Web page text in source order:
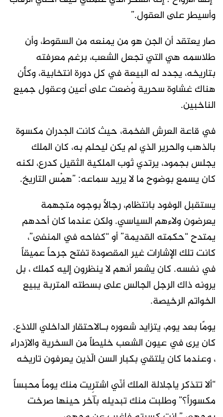
وأسيطر على العقول.”
صار يعتقد أن الجن هو من يمنعه من السقوط، وأن
طلاسمه هي التي تجعل الشعب، برغم معرفته
بتاريخه، يجدد له البيعة في كل دورة انتخابية، وكأن
هناك غشاوة سحرية وُضعت على أعين وعقول جميع
الناخبين.
في قاعة العرش الفخمة، حيث كانت الجدران مكسوة
بالذهب والحرير الذي لم يكن ليحلم به، كان الملك
يجلس بجمود، يرتدي ثوب الملكية الثقيل كدرع، لكنه
كان يسمع بوضوح ما لا يريد سماعه: ”همْس التاريخ.
يستقبل الوفود بانتظام، رجالاً بوجوه متجهمة
يعرضون ولاءهم السياسي. ولكن عندما كان أحدهم
يمتدح “حكمته القديمة” أو “كفاحه في المنفى”،
كانت تلك الإشارات غير المقصودة تفتح جرحاً عميقاً
في نفسه. كان يشعر أنهم لا ينظرون إليه كملك ، بل
يرونه ذاك الرجل الجالس على بسطته المتربة يبيع
الخواتم الرخيصة.
يومًا بعد يوم، يتزايد شعوره بـالاحتقار الداخلي اللاذع.
كان يرى في عيون الشعب خليطاً من السخرية والازدراء
، وعندما كان يلتقي بكبار السن الّذين يعرفون تاريخه
“ألا تتذكر ياجلالة الملك أنّي اشترِيت منك يوماً محبساً
مكسوراً؟” وطلبت منك تبديله بآخر حينها صرخت